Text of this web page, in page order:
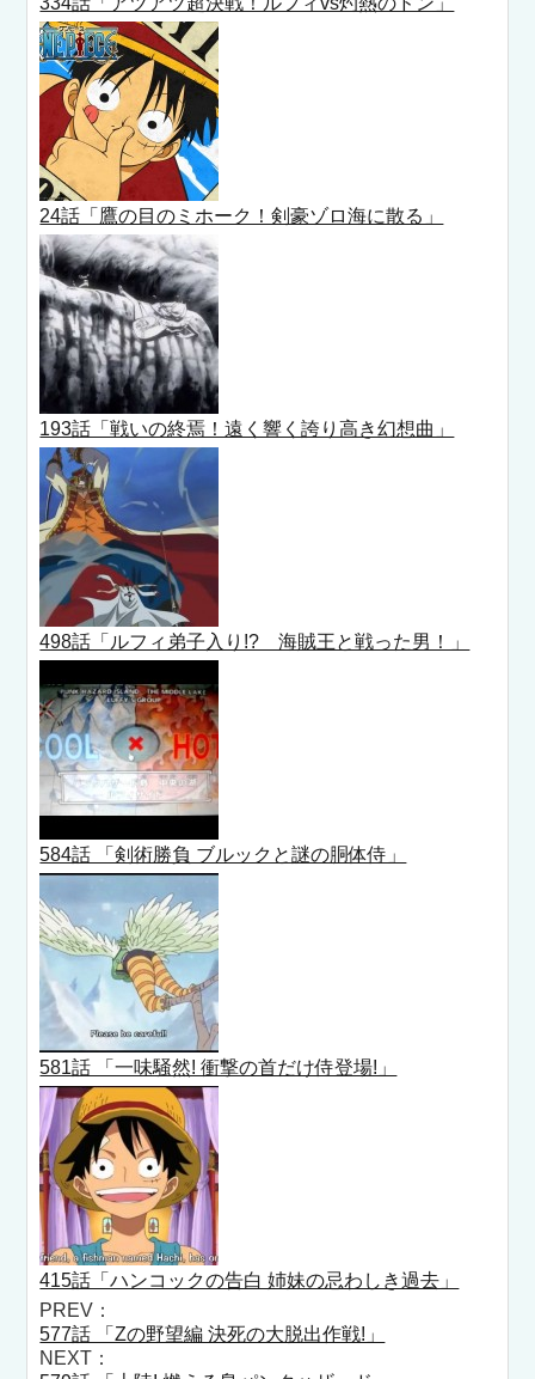
24話「鷹の目のミホーク！剣豪ゾロ海に散る」
193話「戦いの終焉！遠く響く誇り高き幻想曲」
498話「ルフィ弟子入り!? 海賊王と戦った男！」
584話 「剣術勝負 ブルックと謎の胴体侍」
581話 「一味騒然! 衝撃の首だけ侍登場!」
415話「ハンコックの告白 姉妹の忌わしき過去」
PREV：
577話 「Zの野望編 決死の大脱出作戦!」
NEXT：